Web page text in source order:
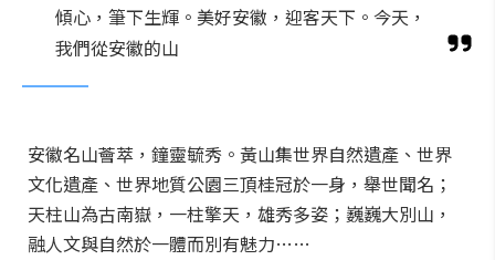
傾心，筆下生輝。美好安徽，迎客天下。今天，
我們從安徽的山
安徽名山薈萃，鐘靈毓秀。黃山集世界自然遺產、世界
文化遺產、世界地質公園三頂桂冠於一身，舉世聞名；
天柱山為古南嶽，一柱擎天，雄秀多姿；巍巍大別山，
融人文與自然於一體而別有魅力……